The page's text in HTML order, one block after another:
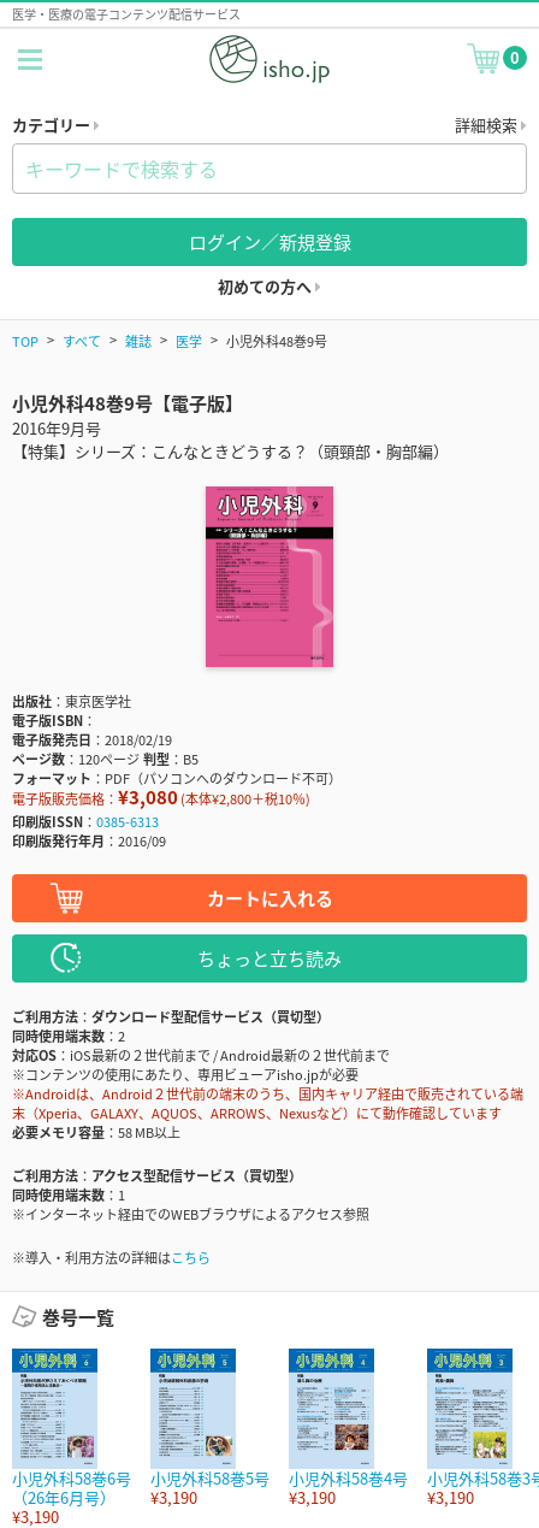
医学・医療の電子コンテンツ配信サービス
0
カテゴリー 詳細検索
ログイン／新規登録
初めての方へ
TOP すべて 雑誌 医学 小児外科48巻9号
小児外科48巻9号【電子版】
2016年9月号
【特集】シリーズ：こんなときどうする？（頭頸部・胸部編）
出版社
東京医学社
電子版ISBN
電子版発売日
2018/02/19
ページ数
120ページ判型
B5
フォーマット
PDF（パソコンへのダウンロード不可）
電子版販売価格： ¥3,080(本体¥2,800＋税10％)
印刷版ISSN
0385-6313
印刷版発行年月
2016/09
カートに入れる
ちょっと立ち読み
ご利用方法
ダウンロード型配信サービス（買切型）
同時使用端末数
2
対応OS
iOS最新の２世代前まで / Android最新の２世代前まで
※コンテンツの使用にあたり、専用ビューアisho.jpが必要
※Androidは、Android２世代前の端末のうち、国内キャリア経由で販売されている端
末（Xperia、GALAXY、AQUOS、ARROWS、Nexusなど）にて動作確認しています
必要メモリ容量
58 MB以上
ご利用方法
アクセス型配信サービス（買切型）
同時使用端末数
1
※インターネット経由でのWEBブラウザによるアクセス参照
※導入・利用方法の詳細はこちら
巻号一覧
小児外科58巻6号
（26年6月号）
¥3,190
小児外科58巻5号
¥3,190
小児外科58巻4号
¥3,190
小児外科58巻3
¥3,190